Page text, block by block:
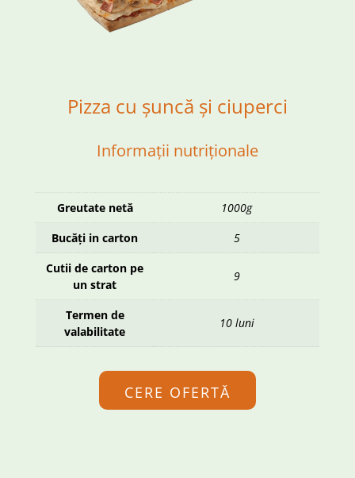
Pizza cu șuncă și ciuperci
Informații nutriționale
Greutate netă
1000g
Bucăți in carton
5
Cutii de carton pe
un strat
9
Termen de
valabilitate
10 luni
CERE OFERTĂ